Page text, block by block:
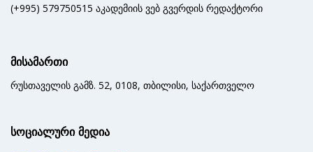
(+995) 579750515 აკადემიის ვებ გვერდის რედაქტორი
მისამართი
რუსთაველის გამზ. 52, 0108, თბილისი, საქართველო
სოციალური მედია